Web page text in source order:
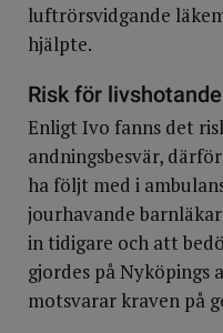
luftrörsvidgande
hjälpte.
Risk för
Enligt Ivo fanns det
andningsbesvär,
ha följt med i
jourhavande
in tidigare och att
gjordes på
motsvarar kraven på